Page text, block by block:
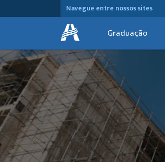
Navegue entre nossos sites
Graduação